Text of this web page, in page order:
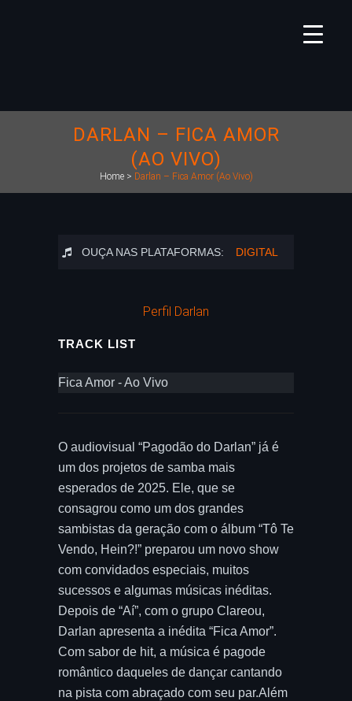
DARLAN – FICA AMOR
(AO VIVO)
Home> Darlan – Fica Amor (Ao Vivo)
OUÇA NAS PLATAFORMAS: DIGITAL
Perfil Darlan
TRACK LIST
Fica Amor - Ao Vivo
O audiovisual “Pagodão do Darlan” já é
um dos projetos de samba mais
esperados de 2025. Ele, que se
consagrou como um dos grandes
sambistas da geração com o álbum “Tô Te
Vendo, Hein?!” preparou um novo show
com convidados especiais, muitos
sucessos e algumas músicas inéditas.
Depois de “Aí”, com o grupo Clareou,
Darlan apresenta a inédita “Fica Amor”.
Com sabor de hit, a música é pagode
romântico daqueles de dançar cantando
na pista com abraçado com seu par.Além